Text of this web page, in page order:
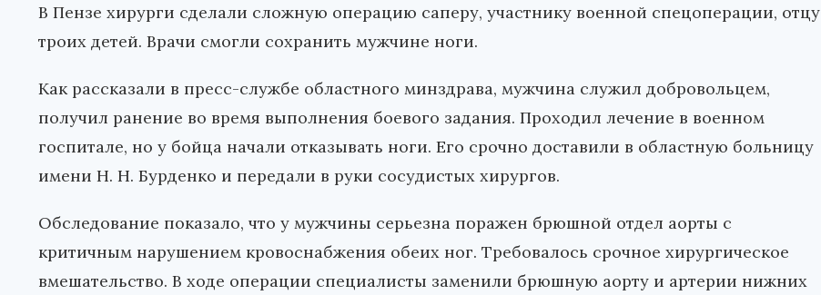
В Пензе хирурги сделали сложную операцию саперу, участнику военной спецоперации, отцу
троих детей. Врачи смогли сохранить мужчине ноги.
Как рассказали в пресс-службе областного минздрава, мужчина служил добровольцем,
получил ранение во время выполнения боевого задания. Проходил лечение в военном
госпитале, но у бойца начали отказывать ноги. Его срочно доставили в областную больницу
имени Н. Н. Бурденко и передали в руки сосудистых хирургов.
Обследование показало, что у мужчины серьезна поражен брюшной отдел аорты с
критичным нарушением кровоснабжения обеих ног. Требовалось срочное хирургическое
вмешательство. В ходе операции специалисты заменили брюшную аорту и артерии нижних